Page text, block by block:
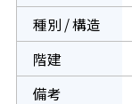
種別 / 構造
階建
備考